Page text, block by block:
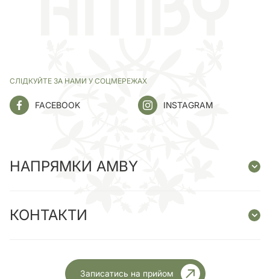
СЛІДКУЙТЕ ЗА НАМИ У СОЦМЕРЕЖАХ
FACEBOOK INSTAGRAM
НАПРЯМКИ AMBY
КОНТАКТИ
Записатись на прийом